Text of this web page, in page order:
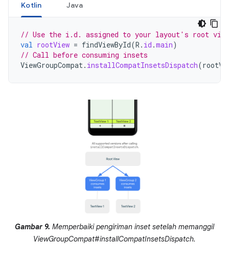
Kotlin Java
// Use the i.d. assigned to your layout's root
val rootView = findViewById(R . id .main)
// Call before consuming insets
ViewGroupCompat. installCompatInsetsDispatch(
Gambar 9. Memperbaiki pengiriman inset setelah memanggil
ViewGroupCompat#installCompatInsetsDispatch.